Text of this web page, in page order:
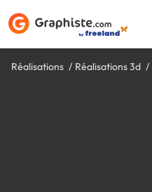
Réalisations Réalisations 3d